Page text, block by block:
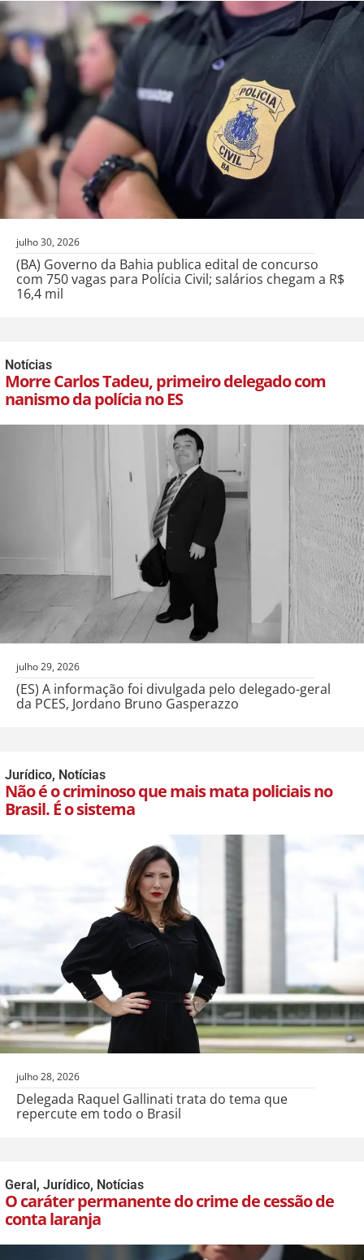
julho 30, 2026
(BA) Governo da Bahia publica edital de concurso
com 750 vagas para Polícia Civil; salários chegam a R$
16,4 mil
Notícias
Morre Carlos Tadeu, primeiro delegado com
nanismo da polícia no ES
julho 29, 2026
(ES) A informação foi divulgada pelo delegado-geral
da PCES, Jordano Bruno Gasperazzo
Jurídico, Notícias
Não é o criminoso que mais mata policiais no
Brasil. É o sistema
julho 28, 2026
Delegada Raquel Gallinati trata do tema que
repercute em todo o Brasil
Geral, Jurídico, Notícias
O caráter permanente do crime de cessão de
conta laranja